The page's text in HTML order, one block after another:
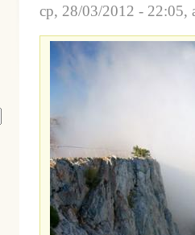
ср, 28/03/2012 - 22:05,